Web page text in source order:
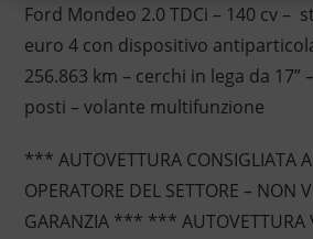
Ford Mondeo 2.0 TDCi – 140 cv –
euro 4 con dispositivo
256.863 km – cerchi in lega da 17”
posti – volante multifunzione
*** AUTOVETTURA CONSIGLIATA
OPERATORE DEL SETTORE – NON
GARANZIA *** *** AUTOVETTURA